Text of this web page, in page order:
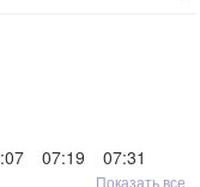
07:19
07:31
Показать все